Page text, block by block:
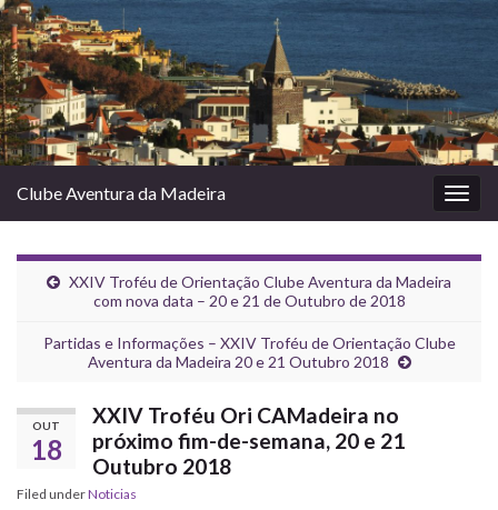
Clube Aventura da Madeira
XXIV Troféu de Orientação Clube Aventura da Madeira
com nova data – 20 e 21 de Outubro de 2018
Partidas e Informações – XXIV Troféu de Orientação Clube
Aventura da Madeira 20 e 21 Outubro 2018
OUT
18
XXIV Troféu Ori CAMadeira no
próximo fim-de-semana, 20 e 21
Outubro 2018
Filed underNoticias